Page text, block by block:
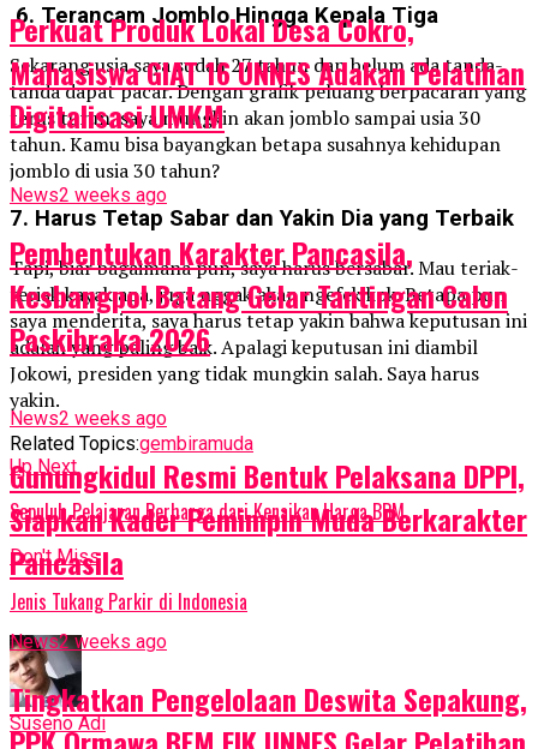
6. Terancam Jomblo Hingga Kepala Tiga
Sekarang usia saya sudah 27 tahun dan belum ada tanda-
tanda dapat pacar. Dengan grafik peluang berpacaran yang
terus turun, saya mungkin akan jomblo sampai usia 30
tahun. Kamu bisa bayangkan betapa susahnya kehidupan
jomblo di usia 30 tahun?
7. Harus Tetap Sabar dan Yakin Dia yang Terbaik
Tapi, biar bagaimana pun, saya harus bersabar. Mau teriak-
teriak kayak apa, juga nggak akan ngefek kok. Betapa pun
saya menderita, saya harus tetap yakin bahwa keputusan ini
adalah yang paling baik. Apalagi keputusan ini diambil
Jokowi, presiden yang tidak mungkin salah. Saya harus
yakin.
Related Topics:gembiramuda
Up Next
Sepuluh Pelajaran Berharga dari Kenaikan Harga BBM
Don't Miss
Jenis Tukang Parkir di Indonesia
Suseno Adi
Perkuat Produk Lokal Desa Cokro,
Mahasiswa GIAT 16 UNNES Adakan Pelatihan
Digitalisasi UMKM
News2 weeks ago
Pembentukan Karakter Pancasila,
Kesbangpol Batang Gelar Tantingan Calon
Paskibraka 2026
News2 weeks ago
Gunungkidul Resmi Bentuk Pelaksana DPPI,
Siapkan Kader Pemimpin Muda Berkarakter
Pancasila
News2 weeks ago
Tingkatkan Pengelolaan Deswita Sepakung,